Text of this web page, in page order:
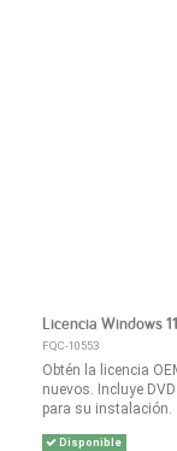
Licencia Windows
FQC-10553
Obtén la licencia
nuevos. Incluye
para su instalación.
Disponible